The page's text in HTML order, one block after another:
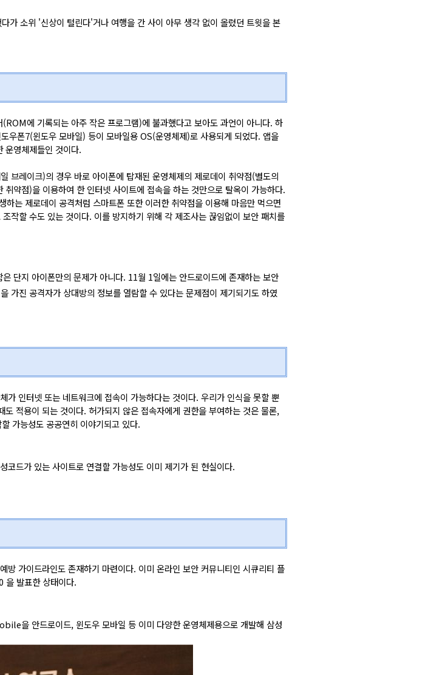
가 소위 '신상이 털린다'거나 여행을 간 사이 아무 생각 없이 올렸던 트윗을 본
에 기록되는 아주 작은 프로그램)에 불과했다고 보아도 과언이 아니다. 하
우폰7(윈도우 모바일) 등이 모바일용 OS(운영체제)로 사용되게 되었다. 앱을
운영체제들인 것이다.
브레이크)의 경우 바로 아이폰에 탑재된 운영체제의 제로데이 취약점(별도의
취약점)을 이용하여 한 인터넷 사이트에 접속을 하는 것만으로 탈옥이 가능하다.
하는 제로데이 공격처럼 스마트폰 또한 이러한 취약점을 이용해 마음만 먹으면
작할 수도 있는 것이다. 이를 방지하기 위해 각 제조사는 끊임없이 보안 패치를
단지 아이폰만의 문제가 아니다. 11월 1일에는 안드로이드에 존재하는 보안
가진 공격자가 상대방의 정보를 열람할 수 있다는 문제점이 제기되기도 하였
가 인터넷 또는 네트워크에 접속이 가능하다는 것이다. 우리가 인식을 못할 뿐
적용이 되는 것이다. 허가되지 않은 접속자에게 권한을 부여하는 것은 물론,
가능성도 공공연히 이야기되고 있다.
코드가 있는 사이트로 연결할 가능성도 이미 제기가 된 현실이다.
방 가이드라인도 존재하기 마련이다. 이미 온라인 보안 커뮤니티인 시큐리티 플
을 발표한 상태이다.
을 안드로이드, 윈도우 모바일 등 이미 다양한 운영체제용으로 개발해 삼성